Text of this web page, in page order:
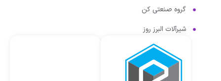
گروه صنعتی کن
شیرآلات البرز روز